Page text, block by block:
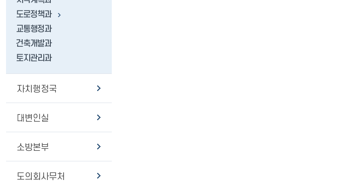
도로정책과
교통행정과
건축개발과
토지관리과
자치행정국
대변인실
소방본부
도의회사무처